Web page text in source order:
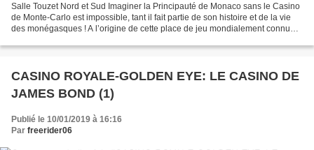
Salle Touzet Nord et Sud Imaginer la Principauté de Monaco sans le Casino
de Monte-Carlo est impossible, tant il fait partie de son histoire et de la vie
des monégasques ! A l’origine de cette place de jeu mondialement connue,
CASINO ROYALE-GOLDEN EYE: LE CASINO DE
JAMES BOND (1)
Publié le 10/01/2019 à 16:16
Par freerider06